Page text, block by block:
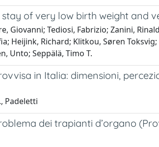
of very low birth weight and
Giovanni; Tediosi, Fabrizio; Zanini,
Heijink, Richard; Klitkou, Søren
Unto; Seppälä, Timo T.
in Italia: dimensioni,
Padeletti
dei trapianti d’organo